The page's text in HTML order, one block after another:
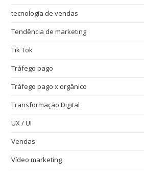
tecnologia de vendas
Tendência de marketing
Tik Tok
Tráfego pago
Tráfego pago x orgânico
Transformação Digital
UX / UI
Vendas
Vídeo marketing